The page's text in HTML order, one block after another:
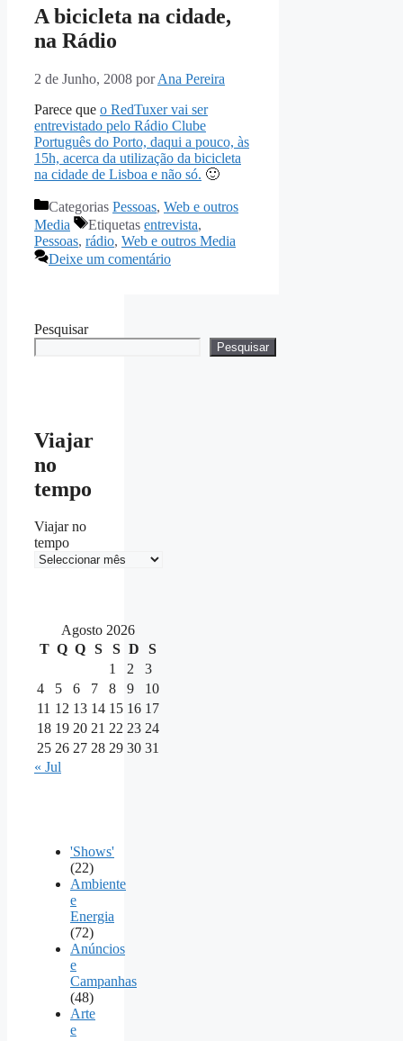
A bicicleta na cidade,
na Rádio
2 de Junho, 2008 porAna Pereira
Parece que o RedTuxer vai ser
entrevistado pelo Rádio Clube
Português do Porto, daqui a pouco, às
15h, acerca da utilização da bicicleta
na cidade de Lisboa e não só. 🙂
Categorias Pessoas, Web e outros
Media
Etiquetas entrevista,
Pessoas, rádio, Web e outros Media
Deixe um comentário
Pesquisar
Pesquisar
Viajar
no
tempo
Viajar no
tempo
Agosto 2026
T Q Q S S D
S
1
2
3
4
5 6 7 8 9
10
11 12 13 14 15 16 17
18 19 20 21 22 23 24
25 26 27 28 29 30 31
« Jul
'Shows'
(22)
Ambiente
e
Energia
(72)
Anúncios
e
Campanhas
(48)
Arte
e